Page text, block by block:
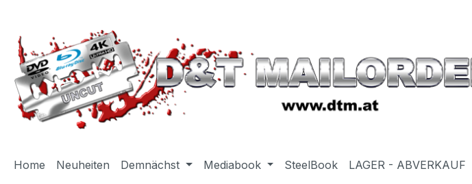
Home Neuheiten Demnächst Mediabook SteelBook LAGER - ABVERKAUF